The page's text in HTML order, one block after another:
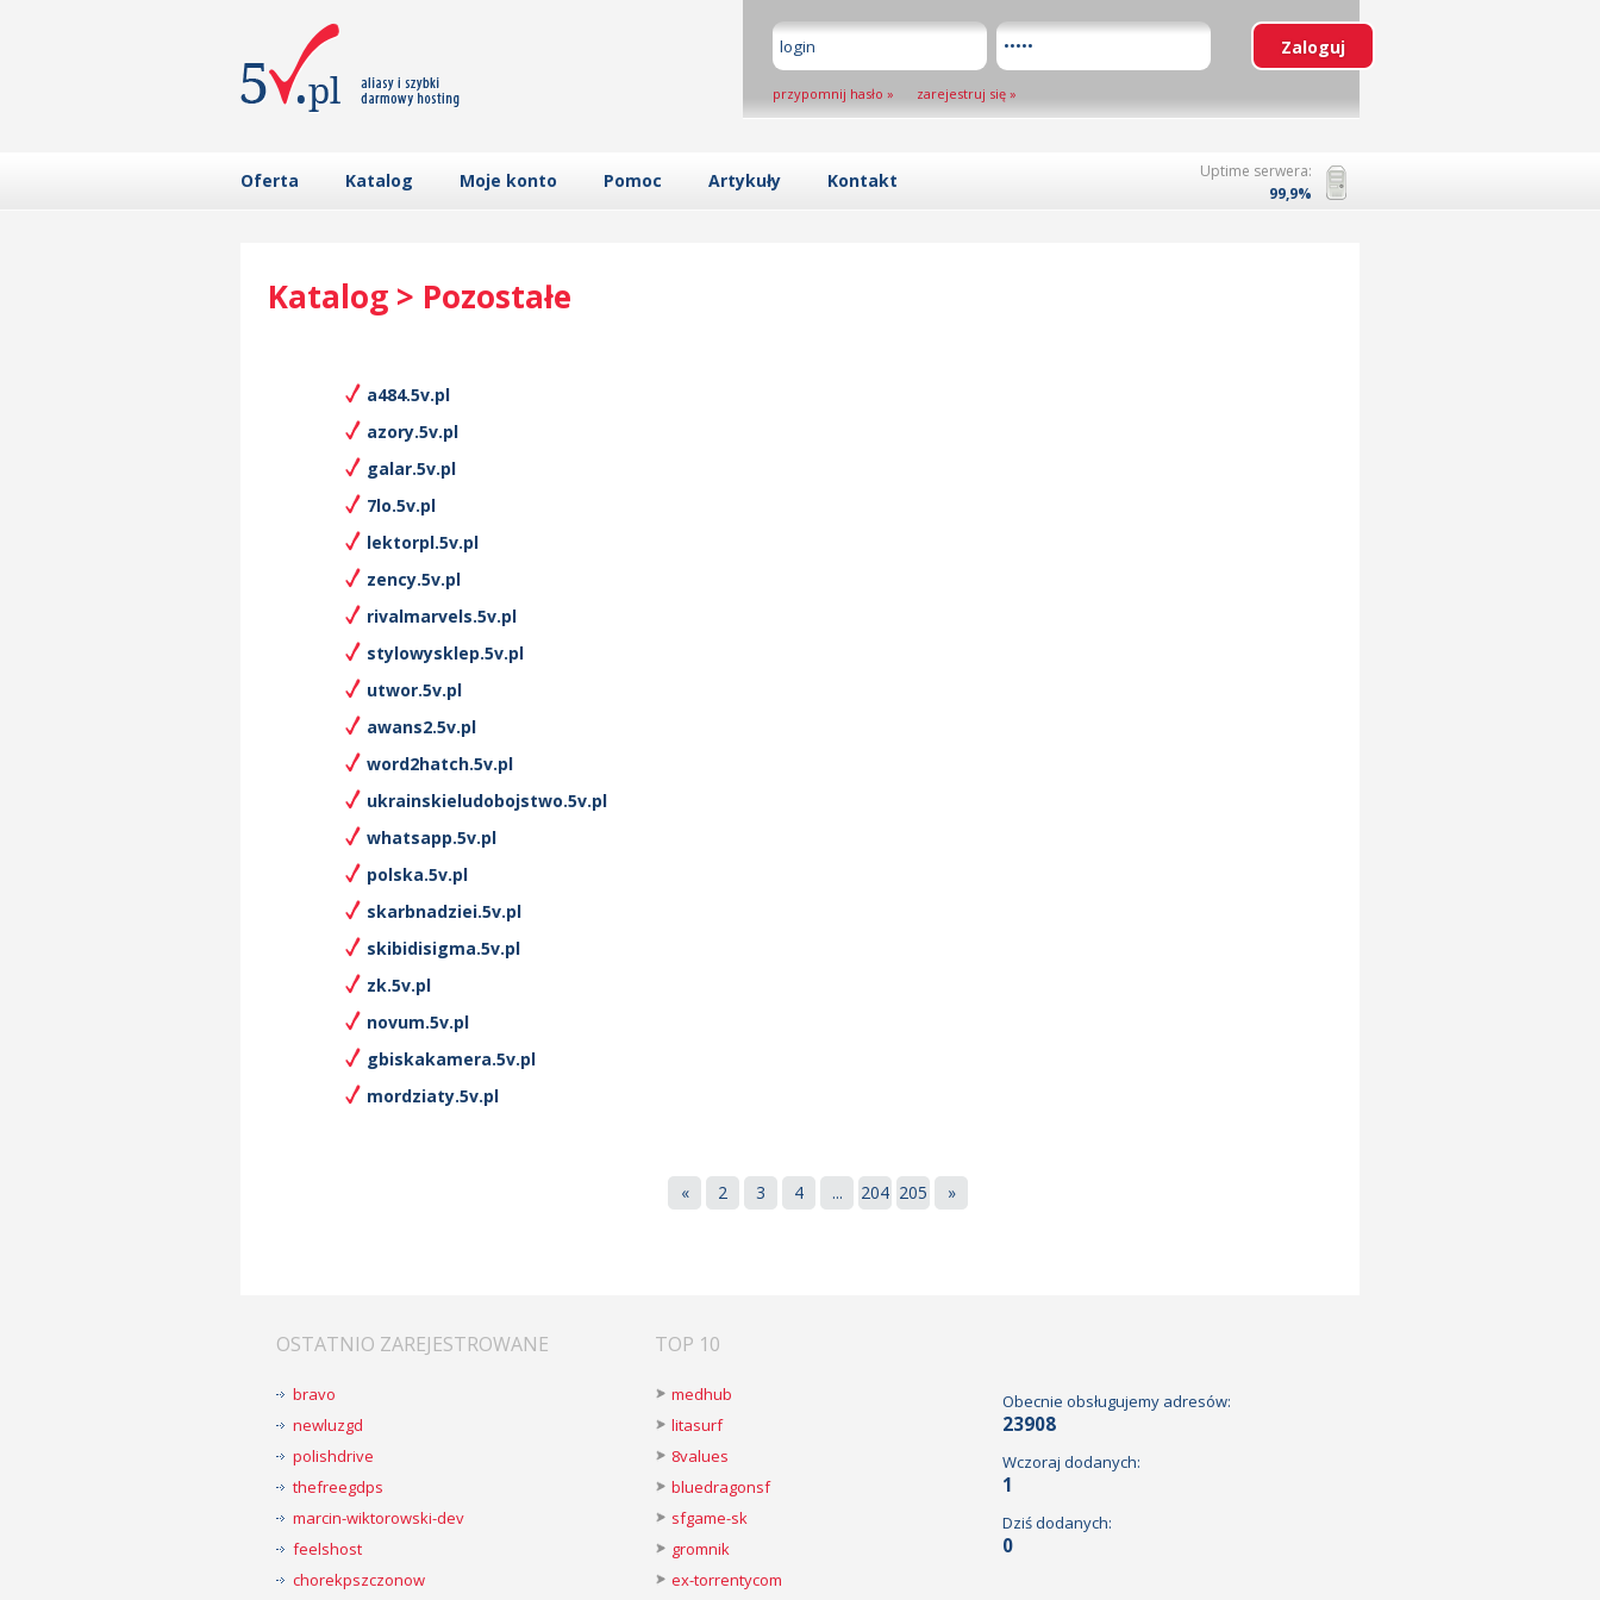
przypomnij hasło » zarejestruj się »
Oferta Katalog Moje konto Pomoc Artykuły Kontakt
Uptime serwera:
99,9%
Katalog > Pozostałe
a484.5v.pl
azory.5v.pl
galar.5v.pl
7lo.5v.pl
lektorpl.5v.pl
zency.5v.pl
rivalmarvels.5v.pl
stylowysklep.5v.pl
utwor.5v.pl
awans2.5v.pl
word2hatch.5v.pl
ukrainskieludobojstwo.5v.pl
whatsapp.5v.pl
polska.5v.pl
skarbnadziei.5v.pl
skibidisigma.5v.pl
zk.5v.pl
novum.5v.pl
gbiskakamera.5v.pl
mordziaty.5v.pl
« 2 3 4 ... 204 205 »
OSTATNIO ZAREJESTROWANE
bravo
newluzgd
polishdrive
thefreegdps
marcin-wiktorowski-dev
feelshost
chorekpszczonow
TOP 10
medhub
litasurf
8values
bluedragonsf
sfgame-sk
gromnik
ex-torrentycom
Obecnie obsługujemy adresów:
23908
Wczoraj dodanych:
1
Dziś dodanych:
0